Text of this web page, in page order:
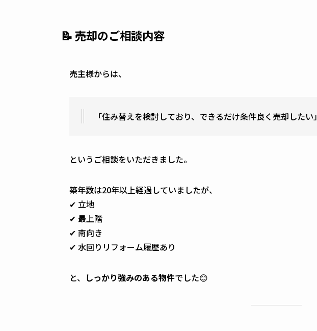
📝 売却のご相談内容
売主様からは、
「住み替えを検討しており、できるだけ条件良く売却したい」
というご相談をいただきました。
築年数は20年以上経過していましたが、
✔ 立地
✔ 最上階
✔ 南向き
✔ 水回りリフォーム履歴あり
と、 しっかり強みのある物件でした😊